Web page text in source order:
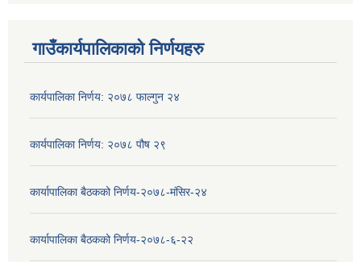
गाउँकार्यपालिकाको निर्णयहरु
कार्यपालिका निर्णय: २०७८ फाल्गुन २४
कार्यपालिका निर्णय: २०७८ पौष २९
कार्यापालिका बैठकको निर्णय-२०७८-मंसिर-२४
कार्यापालिका बैठकको निर्णय-२०७८-६-२२